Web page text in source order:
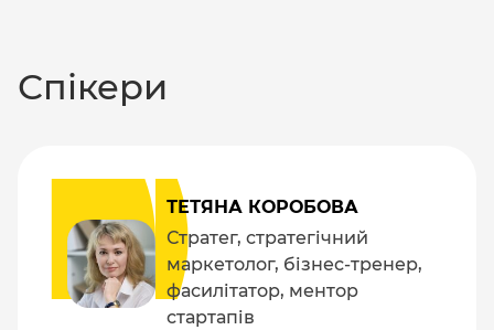
Спікери
ТЕТЯНА КОРОБОВА
Стратег, стратегічний
маркетолог, бізнес-тренер,
фасилітатор, ментор
стартапів